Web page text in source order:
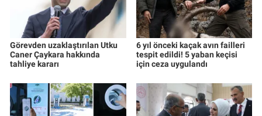
Görevden uzaklaştırılan Utku
Caner Çaykara hakkında
tahliye kararı
6 yıl önceki kaçak avın failleri
tespit edildi! 5 yaban keçisi
için ceza uygulandı